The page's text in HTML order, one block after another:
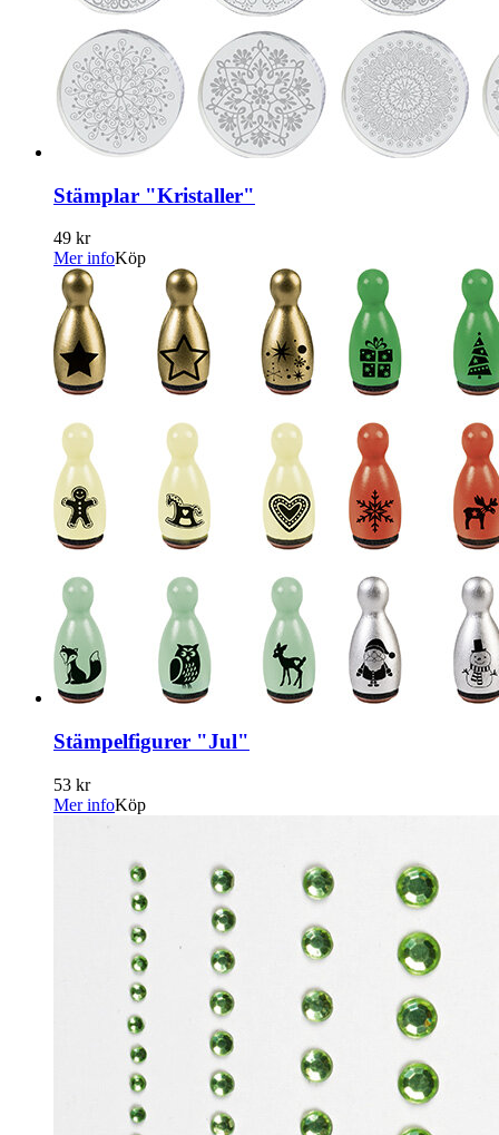
Stämplar "Kristaller"
49 kr
Mer infoKöp
Stämpelfigurer "Jul"
53 kr
Mer infoKöp